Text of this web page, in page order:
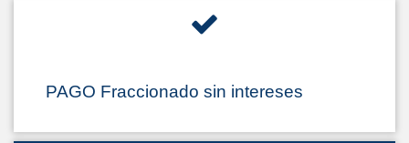
PAGO Fraccionado sin intereses